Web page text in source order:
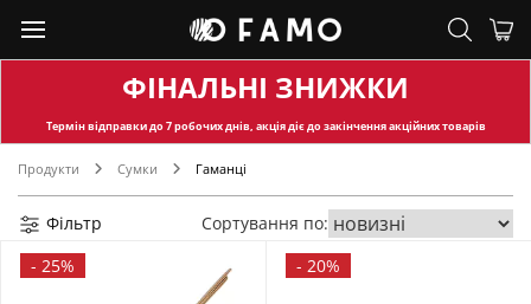
ФІНАЛЬНІ ЗНИЖКИ
Термін відправкидо 7 робочих днів, акція діє до закінчення акційних товарів
Продукти Сумки Гаманці
Фільтр
Сортування по:
- 25% - 20%